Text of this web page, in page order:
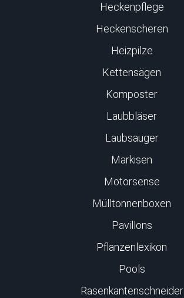
Heckenpflege
Heckenscheren
Heizpilze
Kettensägen
Komposter
Laubbläser
Laubsauger
Markisen
Motorsense
Mülltonnenboxen
Pavillons
Pflanzenlexikon
Pools
Rasenkantenschneider